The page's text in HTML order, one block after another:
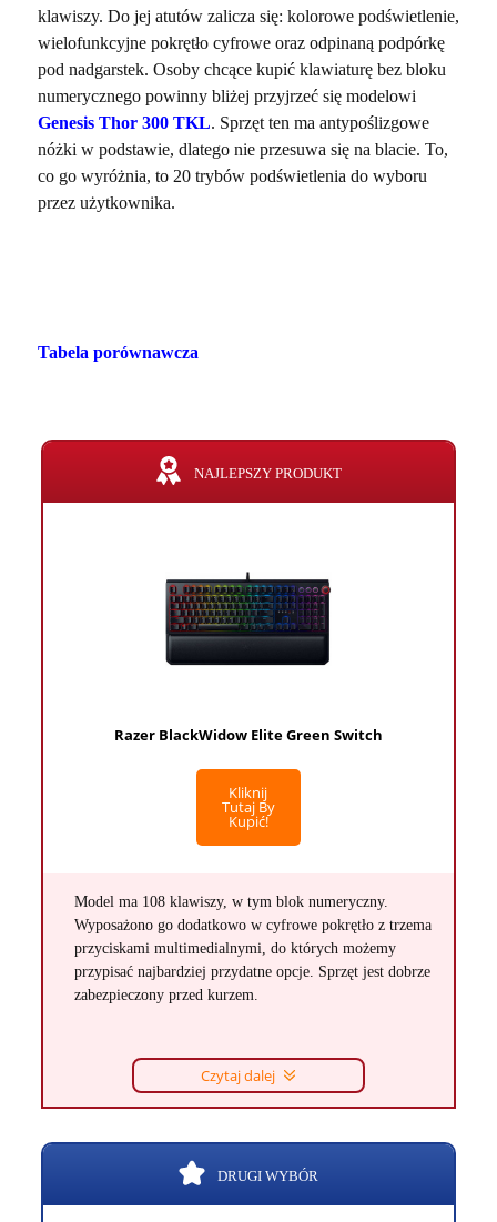
klawiszy. Do jej atutów zalicza się: kolorowe podświetlenie,
wielofunkcyjne pokrętło cyfrowe oraz odpinaną podpórkę
pod nadgarstek. Osoby chcące kupić klawiaturę bez bloku
numerycznego powinny bliżej przyjrzeć się modelowi
Genesis Thor 300 TKL. Sprzęt ten ma antypoślizgowe
nóżki w podstawie, dlatego nie przesuwa się na blacie. To,
co go wyróżnia, to 20 trybów podświetlenia do wyboru
przez użytkownika.
Tabela porównawcza
NAJLEPSZY PRODUKT
Razer BlackWidow Elite Green Switch
Kliknij
Tutaj By
Kupić!
Model ma 108 klawiszy, w tym blok numeryczny.
Wyposażono go dodatkowo w cyfrowe pokrętło z trzema
przyciskami multimedialnymi, do których możemy
przypisać najbardziej przydatne opcje. Sprzęt jest dobrze
zabezpieczony przed kurzem.
Czytaj dalej
DRUGI WYBÓR